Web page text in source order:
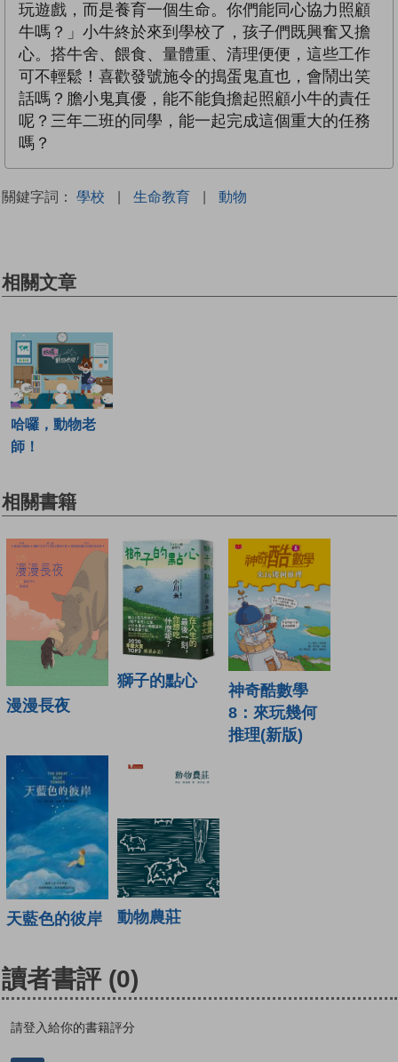
玩遊戲，而是養育一個生命。你們能同心協力照顧
牛嗎？」小牛終於來到學校了，孩子們既興奮又擔
心。搭牛舍、餵食、量體重、清理便便，這些工作
可不輕鬆！喜歡發號施令的搗蛋鬼直也，會鬧出笑
話嗎？膽小鬼真優，能不能負擔起照顧小牛的責任
呢？三年二班的同學，能一起完成這個重大的任務
嗎？
關鍵字詞： 學校 | 生命教育 | 動物
相關文章
哈囉，動物老
師！
相關書籍
漫漫長夜
獅子的點心
神奇酷數學
8：來玩幾何
推理(新版)
天藍色的彼岸 動物農莊
讀者書評 (0)
請登入給你的書籍評分